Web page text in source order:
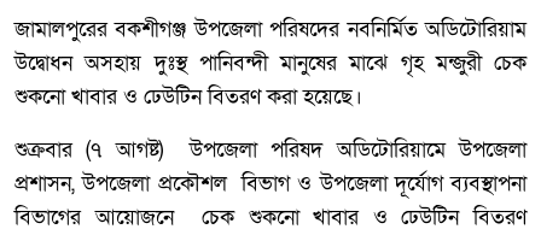
জামালপুরের বকশীগঞ্জ উপজেলা পরিষদের নবনির্মিত অডিটোরিয়াম
উদ্বোধন অসহায় দুঃস্থ পানিবন্দী মানুষের মাঝে গৃহ মন্জুরী চেক
শুকনো খাবার ও ঢেউটিন বিতরণ করা হয়েছে।
শুক্রবার (৭ আগষ্ট) উপজেলা পরিষদ অডিটোরিয়ামে উপজেলা
প্রশাসন, উপজেলা প্রকৌশল বিভাগ ও উপজেলা দূর্যোগ ব্যবস্থাপনা
বিভাগের আয়োজনে চেক শুকনো খাবার ও ঢেউটিন বিতরণ